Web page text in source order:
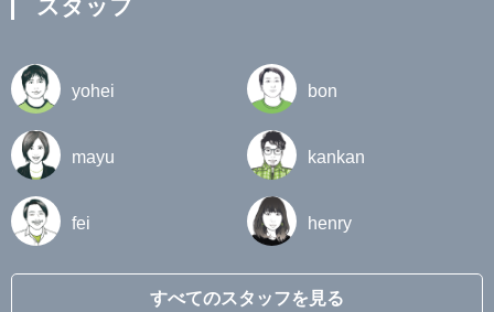
スタッフ
yohei bon
mayu kankan
fei henry
すべてのスタッフを見る